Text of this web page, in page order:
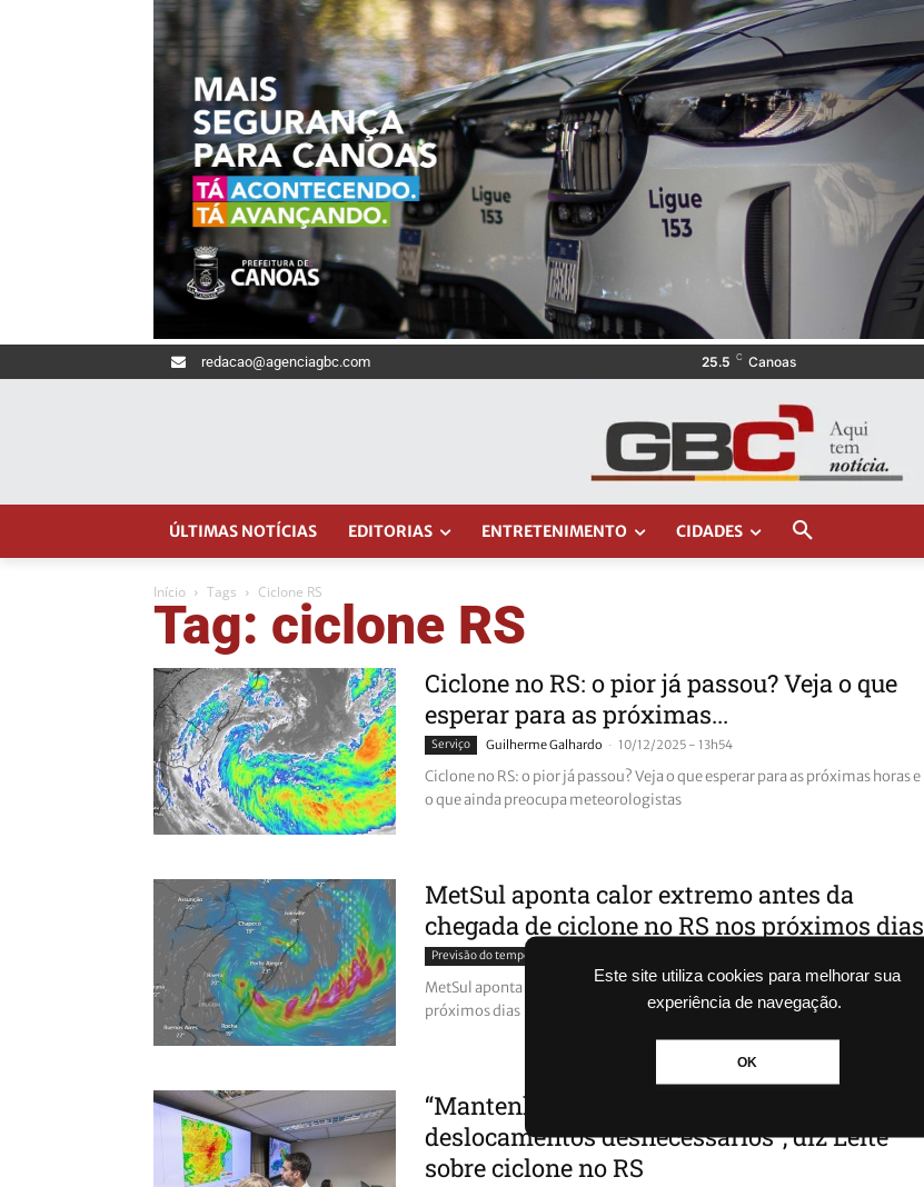
Este site utiliza cookies para melhorar sua
experiência de navegação.
OK
redacao@agenciagbc.com 25.5 C Canoas
ÚLTIMAS NOTÍCIAS EDITORIAS ENTRETENIMENTO CIDADES
Início Tags Ciclone RS
Tag: ciclone RS
Ciclone no RS: o pior já passou? Veja o que
esperar para as próximas...
Serviço Guilherme Galhardo - 10/12/2025 - 13h54
Ciclone no RS: o pior já passou? Veja o que esperar para as próximas horas e
o que ainda preocupa meteorologistas
MetSul aponta calor extremo antes da
chegada de ciclone no RS nos próximos dias
Previsão do tempo
MetSul aponta calor extremo antes da chegada de ciclone no RS nos
próximos dias
“Mantenham-se em segurança e evitem
deslocamentos desnecessários”, diz Leite
sobre ciclone no RS